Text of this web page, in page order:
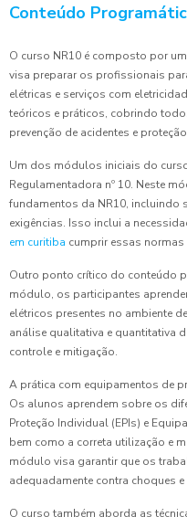
Conteúdo
O curso NR10 é composto por
visa preparar os profissionais
elétricas e serviços com
teóricos e práticos, cobrindo
prevenção de acidentes e
Um dos módulos iniciais do
Regulamentadora nº 10. Neste
fundamentos da NR10, incluindo
exigências. Isso inclui a
em curitiba cumprir essas
Outro ponto crítico do conteúdo
módulo, os participantes
elétricos presentes no ambiente
análise qualitativa e quantitativa
controle e mitigação.
A prática com equipamentos de
Os alunos aprendem sobre os
Proteção Individual (EPIs) e
bem como a correta utilização e
módulo visa garantir que os
adequadamente contra choques
O curso também aborda as